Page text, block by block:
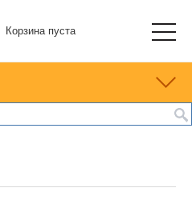
Корзина пуста